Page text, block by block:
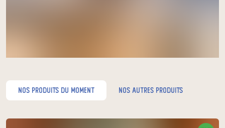
nos produits du moment nos autres produits